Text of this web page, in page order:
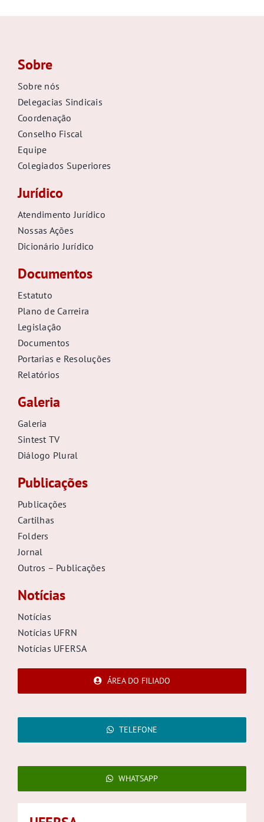
Sobre
Sobre nós
Delegacias Sindicais
Coordenação
Conselho Fiscal
Equipe
Colegiados Superiores
Jurídico
Atendimento Jurídico
Nossas Ações
Dicionário Jurídico
Documentos
Estatuto
Plano de Carreira
Legislação
Documentos
Portarias e Resoluções
Relatórios
Galeria
Galeria
Sintest TV
Diálogo Plural
Publicações
Publicações
Cartilhas
Folders
Jornal
Outros – Publicações
Notícias
Notícias
Notícias UFRN
Notícias UFERSA
ÁREA DO FILIADO
TELEFONE
WHATSAPP